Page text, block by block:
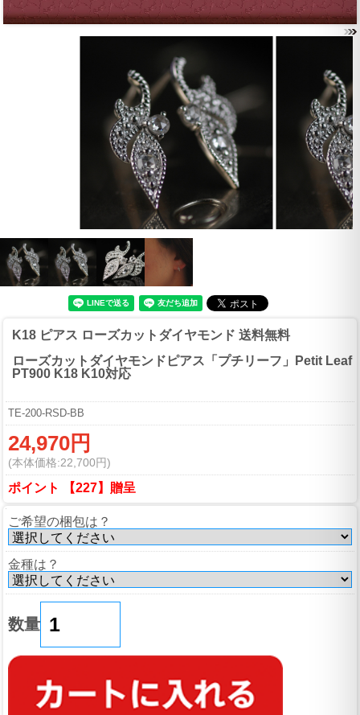
K18 ピアス ローズカットダイヤモンド 送料無料
ローズカットダイヤモンドピアス「プチリーフ」Petit Leaf
PT900 K18 K10対応
TE-200-RSD-BB
24,970円
(本体価格:22,700円)
ポイント 【227】贈呈
ご希望の梱包は？
金種は？
数量